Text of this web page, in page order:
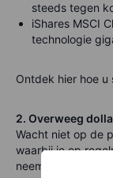
steeds tegen
iShares MSCI
technologie
Ontdek hier hoe u
2. Overweeg
Wacht niet op de
waarbij je op
neemt emotie